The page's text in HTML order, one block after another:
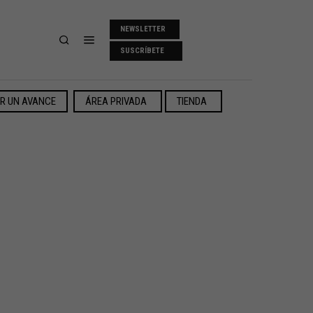
NEWSLETTER
SUSCRÍBETE
UN AVANCE ÁREA PRIVADA TIENDA